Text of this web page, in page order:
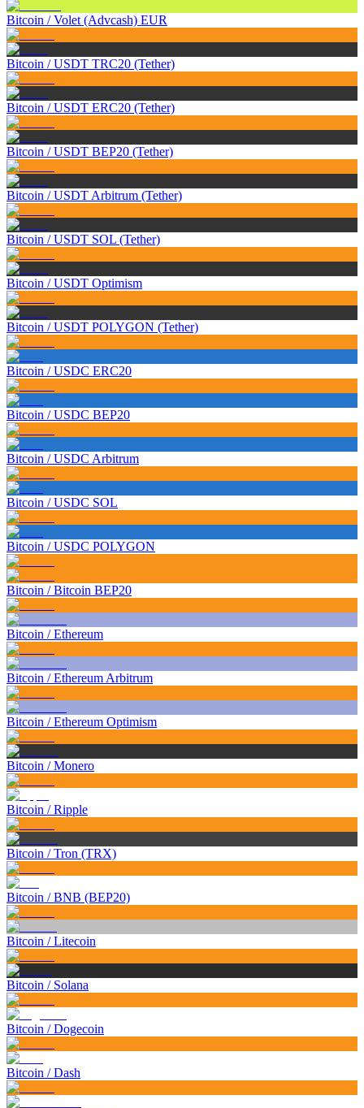
Bitcoin /Volet (Advcash) EUR
Bitcoin /USDT TRC20 (Tether)
Bitcoin /USDT ERC20 (Tether)
Bitcoin /USDT BEP20 (Tether)
Bitcoin /USDT Arbitrum (Tether)
Bitcoin /USDT SOL (Tether)
Bitcoin /USDT Optimism
Bitcoin /USDT POLYGON (Tether)
Bitcoin /USDC ERC20
Bitcoin /USDC BEP20
Bitcoin /USDC Arbitrum
Bitcoin /USDC SOL
Bitcoin /USDC POLYGON
Bitcoin /Bitcoin BEP20
Bitcoin /Ethereum
Bitcoin /Ethereum Arbitrum
Bitcoin /Ethereum Optimism
Bitcoin /Monero
Bitcoin /Ripple
Bitcoin /Tron (TRX)
Bitcoin /BNB (BEP20)
Bitcoin /Litecoin
Bitcoin / Solana
Bitcoin /Dogecoin
Bitcoin /Dash